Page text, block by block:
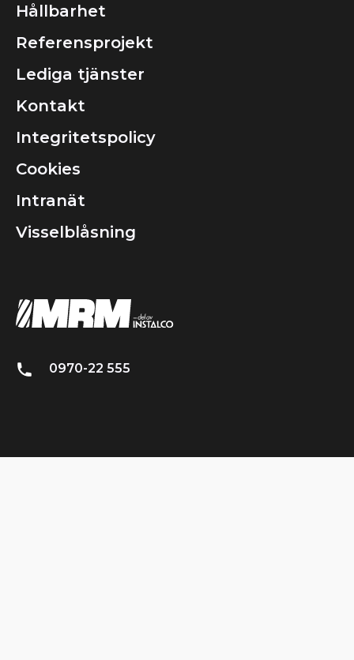
0970-22 555
Hållbarhet
Referensprojekt
Lediga tjänster
Kontakt
Integritetspolicy
Cookies
Intranät
Visselblåsning